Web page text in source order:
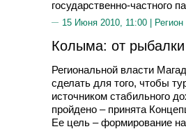
государственно-частного
15 Июня 2010, 11:00 |
Колыма: от
Региональной власти
сделать для того, чтобы
источником стабильного
пройдено – принята
Ее цель – формирование